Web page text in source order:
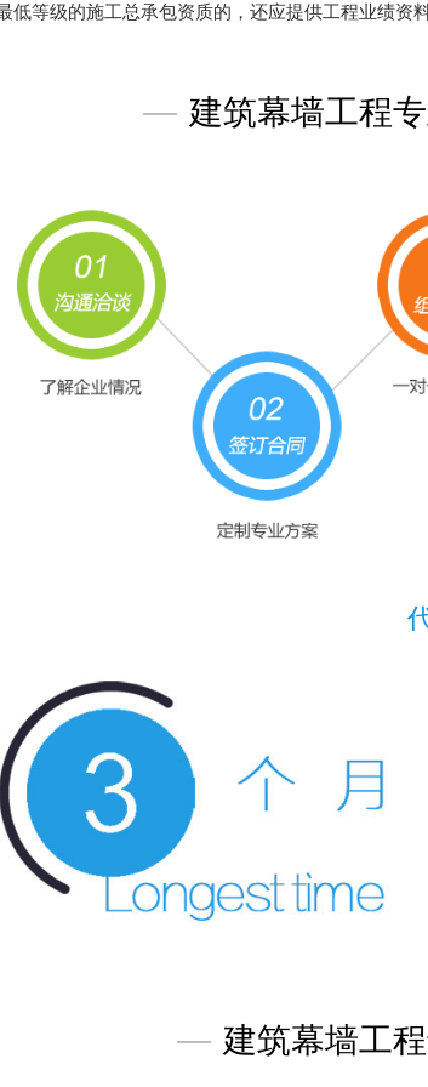
低等级的施工总承包资质的，还应提供工程业绩资料
— 建筑幕墙工程
— 建筑幕墙工